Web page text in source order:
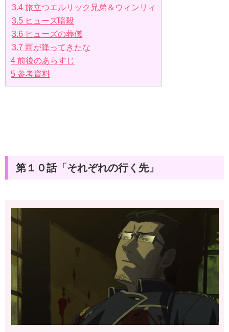
3.4 旅立つエルリック兄弟＆ウィンリィ
3.5 ヒューズ暗殺
3.6 ヒューズの葬儀
3.7 雨が降ってきたな
4 前後のあらすじ
5 参考資料
第１０話「それぞれの行く先」